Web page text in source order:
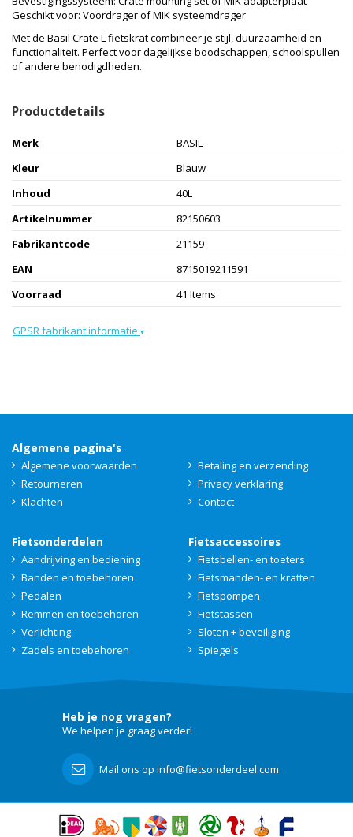
Geschikt voor: Voordrager of MIK systeemdrager
Met de Basil Crate L fietskrat combineer je stijl, duurzaamheid en
functionaliteit. Perfect voor dagelijkse boodschappen, schoolspullen
of andere benodigdheden.
Productdetails
Merk
BASIL
Kleur
Blauw
Inhoud
40L
Artikelnummer
82150603
Fabrikantcode
21159
EAN
8715019211591
Voorraad
41 Items
GPSR fabrikant informatie ▾
Algemene pagina's
Algemene voorwaarden
Betaling en verzending
Retourneren
Privacy verklaring
Klachten
Contact
Fietsonderdelen
Aandrijving en bediening
Banden en toebehoren
Pedalen
Remmen en toebehoren
Verlichting
Zadels en toebehoren
Fietsaccessoires
Fietsbellen- en toeters
Fietsmanden- en kratten
Fietspompen
Fietstassen
Sloten + beveiliging
Spiegels
Heb je nog vragen?
We helpen je graag verder!
Mail ons op info@fietsonderdeel.com